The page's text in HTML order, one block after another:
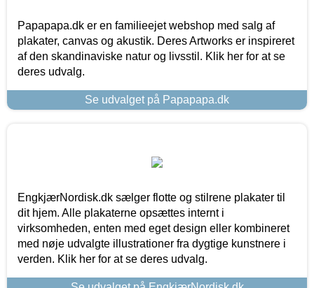
Papapapa.dk er en familieejet webshop med salg af
plakater, canvas og akustik. Deres Artworks er inspireret
af den skandinaviske natur og livsstil. Klik her for at se
deres udvalg.
Se udvalget på Papapapa.dk
EngkjærNordisk.dk sælger flotte og stilrene plakater til
dit hjem. Alle plakaterne opsættes internt i
virksomheden, enten med eget design eller kombineret
med nøje udvalgte illustrationer fra dygtige kunstnere i
verden. Klik her for at se deres udvalg.